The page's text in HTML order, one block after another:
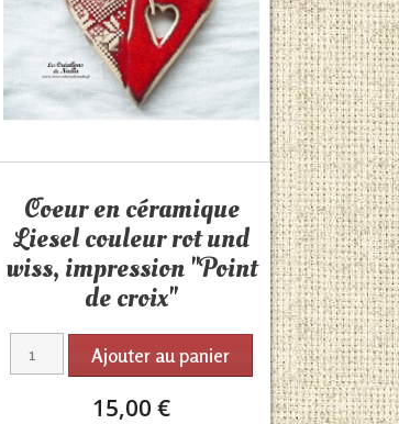
Coeur en céramique
Liesel couleur rot und
wiss, impression "Point
de croix"
Ajouter au panier
15,00 €